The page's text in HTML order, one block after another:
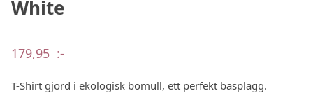
White
179,95 :-
T-Shirt gjord i ekologisk bomull, ett perfekt basplagg.